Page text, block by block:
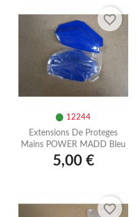
12244
Extensions De Proteges
Mains POWER MADD Bleu
5,00 €
favorite_border
favorite_border